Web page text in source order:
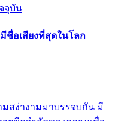
จุบัน
ชื่อเสียงที่สุดในโลก
สง่างามมาบรรจบกัน มี